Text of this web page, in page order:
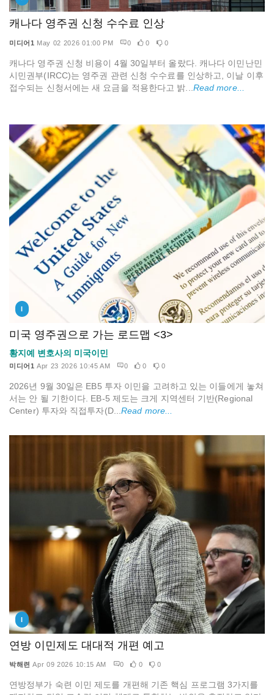
캐나다 영주권 신청 수수료 인상
미디어1 May 02 2026 01:00 PM 0 0 0
캐나다 영주권 신청 비용이 4월 30일부터 올랐다. 캐나다 이민난민
시민권부(IRCC)는 영주권 관련 신청 수수료를 인상하고, 이날 이후
접수되는 신청서에는 새 요금을 적용한다고 밝... Read more...
I
미국 영주권으로 가는 로드맵 <3>
황지예 변호사의 미국이민
미디어1 Apr 23 2026 10:45 AM 0 0 0
2026년 9월 30일은 EB5 투자 이민을 고려하고 있는 이들에게 놓쳐
서는 안 될 기한이다. EB-5 제도는 크게 지역센터 기반(Regional
Center) 투자와 직접투자(D...Read more...
I
연방 이민제도 대대적 개편 예고
박해련 Apr 09 2026 10:15 AM 0 0 0
연방정부가 숙련 이민 제도를 개편해 기존 핵심 프로그램 3가지를